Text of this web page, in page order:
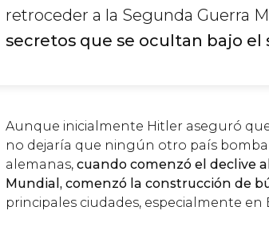
retroceder a la Segunda Guerra
secretos que se ocultan bajo el
Aunque inicialmente Hitler aseguró
no dejaría que ningún otro país
alemanas, cuando comenzó el declive
Mundial, comenzó la construcción de
principales ciudades, especialmente en